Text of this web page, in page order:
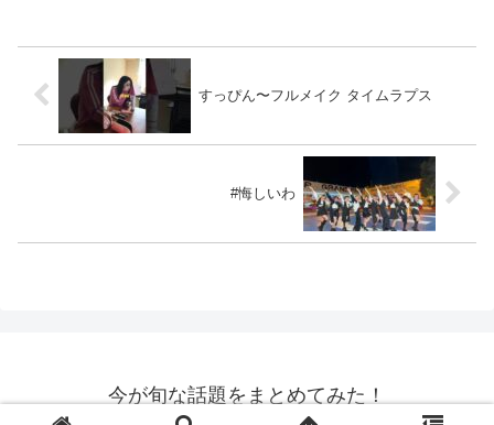
すっぴん〜フルメイク タイムラプス
#悔しいわ
今が旬な話題をまとめてみた！